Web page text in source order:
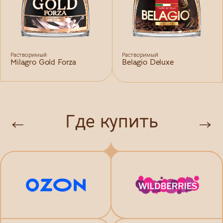
Растворимый
Milagro Gold Forza
Растворимый
Belagio Deluxe
Где купить